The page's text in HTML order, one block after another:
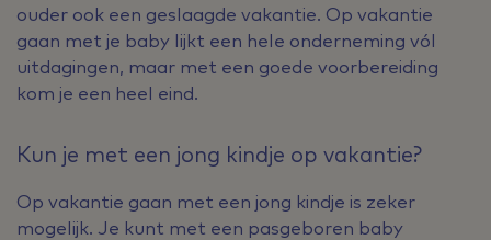
ouder ook een geslaagde vakantie. Op vakantie
gaan met je baby lijkt een hele onderneming vól
uitdagingen, maar met een goede voorbereiding
kom je een heel eind.
Kun je met een jong kindje op vakantie?
Op vakantie gaan met een jong kindje is zeker
mogelijk. Je kunt met een pasgeboren baby